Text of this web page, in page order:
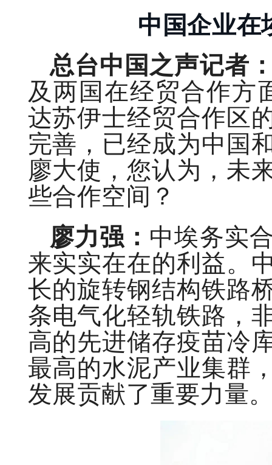
中国企业在
总台中国之声记者
及两国在经贸合作方
达苏伊士经贸合作区
完善，已经成为中国
廖大使，您认为，未
些合作空间？
廖力强： 中埃务实
来实实在在的利益。
长的旋转钢结构铁路
条电气化轻轨铁路，
高的先进储存疫苗冷
最高的水泥产业集群
发展贡献了重要力量